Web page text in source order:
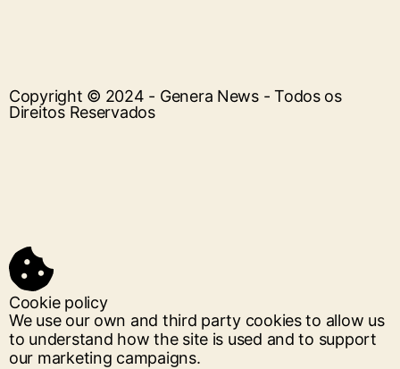
Copyright © 2024 - Genera News - Todos os
Direitos Reservados
Cookie policy
We use our own and third party cookies to allow us
to understand how the site is used and to support
our marketing campaigns.